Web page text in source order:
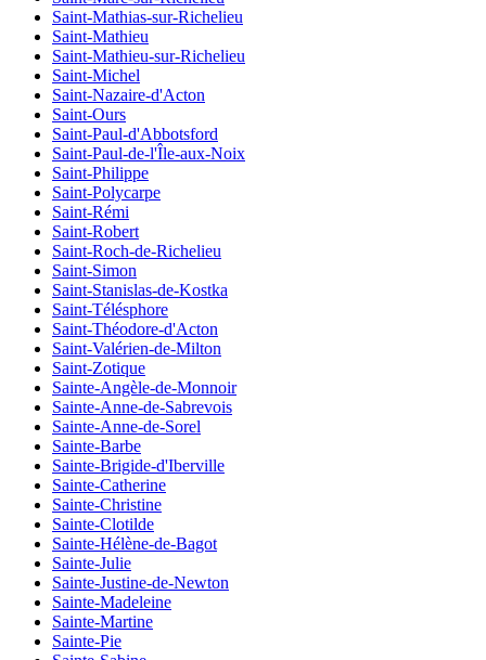
Saint-Mathias-sur-Richelieu
Saint-Mathieu
Saint-Mathieu-sur-Richelieu
Saint-Michel
Saint-Nazaire-d'Acton
Saint-Ours
Saint-Paul-d'Abbotsford
Saint-Paul-de-l'Île-aux-Noix
Saint-Philippe
Saint-Polycarpe
Saint-Rémi
Saint-Robert
Saint-Roch-de-Richelieu
Saint-Simon
Saint-Stanislas-de-Kostka
Saint-Télésphore
Saint-Théodore-d'Acton
Saint-Valérien-de-Milton
Saint-Zotique
Sainte-Angèle-de-Monnoir
Sainte-Anne-de-Sabrevois
Sainte-Anne-de-Sorel
Sainte-Barbe
Sainte-Brigide-d'Iberville
Sainte-Catherine
Sainte-Christine
Sainte-Clotilde
Sainte-Hélène-de-Bagot
Sainte-Julie
Sainte-Justine-de-Newton
Sainte-Madeleine
Sainte-Martine
Sainte-Pie